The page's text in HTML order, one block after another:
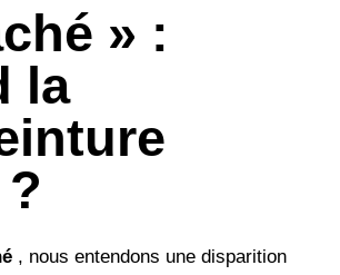
» :
la
, nous entendons une disparition